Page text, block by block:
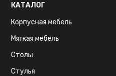
КАТАЛОГ
Корпусная мебель
Мягкая мебель
Столы
Стулья